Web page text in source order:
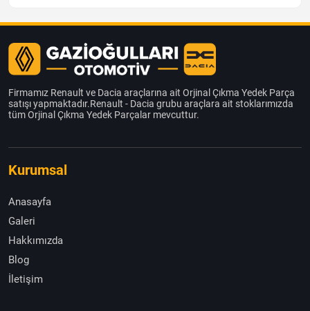
Firmamız Renault ve Dacia araçlarına ait Orjinal Çıkma Yedek Parça
satışı yapmaktadır.Renault - Dacia grubu araçlara ait stoklarımızda
tüm Orjinal Çıkma Yedek Parçalar mevcuttur.
Kurumsal
Anasayfa
Galeri
Hakkımızda
Blog
İletişim